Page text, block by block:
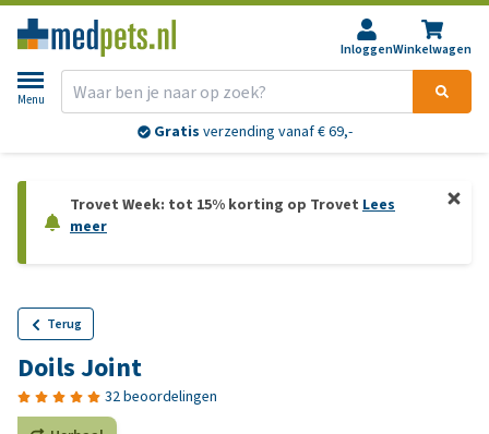
InloggenWinkelwagen
Menu
Gratis verzending vanaf € 69,-
Trovet Week: tot 15% korting op Trovet Lees
meer
Terug
Doils Joint
32 beoordelingen